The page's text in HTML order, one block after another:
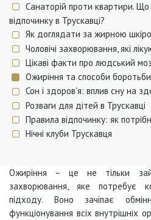
Санаторій проти квартири.
відпочинку в Трускавці?
Як доглядати за жирною
Чоловічі захворювання, які
Цікаві факти про людський
Ожиріння та способи
Сон і здоров'я: вплив сну на
Розваги для дітей в Трускавці
Правила відпочинку: як
Нічні клуби Трускавця
Ожиріння – це не тільки
захворювання, яке потребує
підходу. Воно зачіпає
функціонування всіх внутрішніх